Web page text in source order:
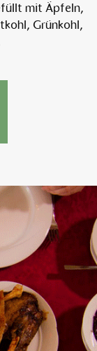
mit Äpfeln,
Grünkohl,